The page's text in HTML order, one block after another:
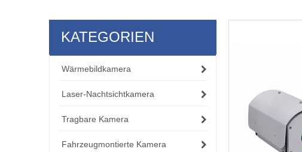
KATEGORIEN
Wärmebildkamera
Laser-Nachtsichtkamera
Tragbare Kamera
Fahrzeugmontierte Kamera